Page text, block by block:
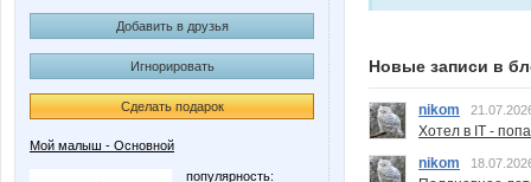
Добавить в друзья
Игнорировать
Сделать подарок
Мой малыш - Основной
популярность:
Новые записи в
nikom
Хотел в IT -
nikom